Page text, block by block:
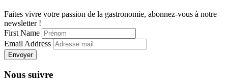
Faites vivre votre passion de la gastronomie, abonnez-vous à notre
newsletter !
First Name
Email Address
Envoyer
Nous suivre